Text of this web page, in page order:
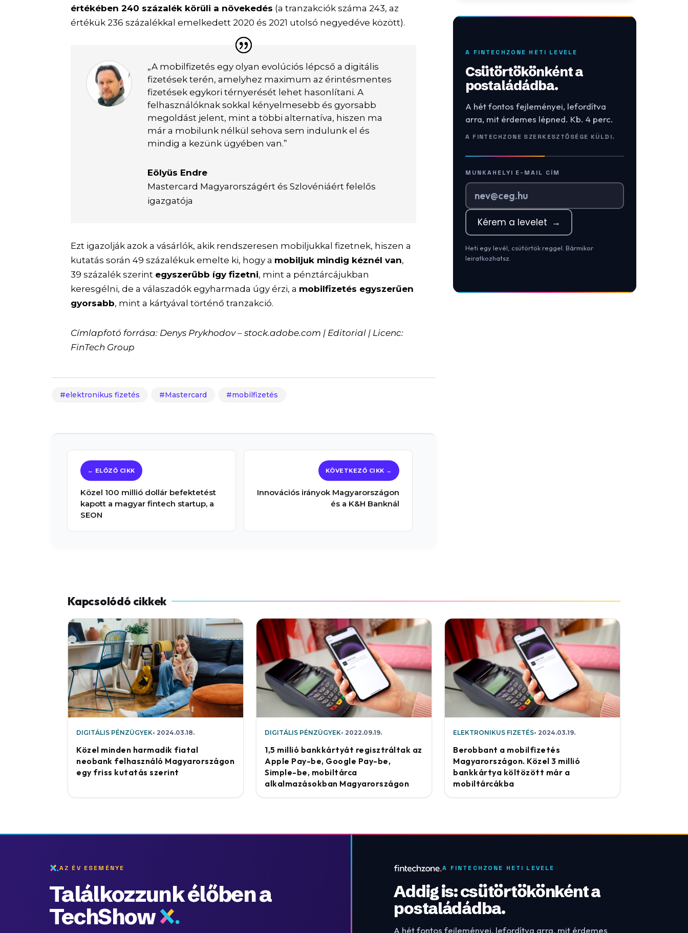
értékében 240 százalék körüli a növekedés (a tranzakciók száma 243, az
értékük 236 százalékkal emelkedett 2020 és 2021 utolsó negyedéve között).
„A mobilfizetés egy olyan evolúciós lépcső a digitális
fizetések terén, amelyhez maximum az érintésmentes
fizetések egykori térnyerését lehet hasonlítani. A
felhasználóknak sokkal kényelmesebb és gyorsabb
megoldást jelent, mint a többi alternatíva, hiszen ma
már a mobilunk nélkül sehova sem indulunk el és
mindig a kezünk ügyében van.”
Eölyüs Endre
Mastercard Magyarországért és Szlovéniáért felelős
igazgatója
Ezt igazolják azok a vásárlók, akik rendszeresen mobiljukkal fizetnek, hiszen a
kutatás során 49 százalékuk emelte ki, hogy a mobiljuk mindig kéznél van,
39 százalék szerint egyszerűbb így fizetni, mint a pénztárcájukban
keresgélni, de a válaszadók egyharmada úgy érzi, a mobilfizetés egyszerűen
gyorsabb, mint a kártyával történő tranzakció.
Címlapfotó forrása: Denys Prykhodov – stock.adobe.com | Editorial | Licenc:
FinTech Group
elektronikus fizetés Mastercard mobilfizetés
Közel 100 millió dollár befektetést
kapott a magyar fintech startup, a
SEON
Innovációs irányok Magyarországon
és a K&H Banknál
A FINTECHZONE HETI LEVELE
Csütörtökönként a
postaládádba.
A hét fontos fejleményei, lefordítva
arra, mit érdemes lépned. Kb. 4 perc.
A FINTECHZONE SZERKESZTŐSÉGE KÜLDI.
MUNKAHELYI E-MAIL CÍM
Kérem a levelet →
Heti egy levél, csütörtök reggel. Bármikor
leiratkozhatsz.
DIGITÁLIS PÉNZÜGYEK 2024.03.18.
Közel minden harmadik fiatal
neobank felhasználó Magyarországon
egy friss kutatás szerint
DIGITÁLIS PÉNZÜGYEK 2022.09.19.
1,5 millió bankkártyát regisztráltak az
Apple Pay-be, Google Pay-be,
Simple-be, mobiltárca
alkalmazásokban Magyarországon
ELEKTRONIKUS FIZETÉS 2024.03.19.
Berobbant a mobilfizetés
Magyarországon. Közel 3 millió
bankkártya költözött már a
mobiltárcákba
AZ ÉV ESEMÉNYE
Találkozzunk élőben a
TechShow
A FINTECHZONE HETI LEVELE
Addig is: csütörtökönként a
postaládádba.
A hét fontos fejleményei, lefordítva arra, mit érdemes